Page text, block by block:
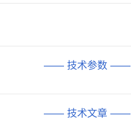
—— 技术参数 ——
—— 技术文章 ——